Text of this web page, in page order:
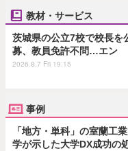
教材・サービス
茨城県の公立7校で校長を
募、教員免許不問…エン
2026.8.7 Fri 19:15
事例
「地方・単科」の室蘭工
学が示した大学DX成功の